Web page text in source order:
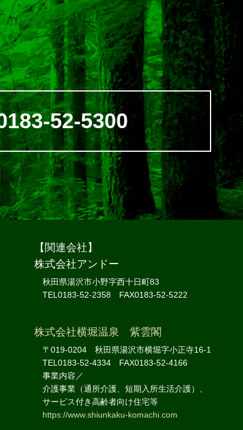
52-5300
【関連会社】
株式会社アンドー
秋田県湯沢市小野字西十日町83
TEL0183-52-2358 FAX0183-52-5222
株式会社横堀温泉 紫雲閣
〒019-0204 秋田県湯沢市横堀字小正寺16-1
TEL0183-52-4334 FAX0183-52-4166
事業内容／
介護事業（通所介護、短期入所生活介護）、
サービス付き高齢者向け住宅等
https://www.shiunkaku-komachi.com